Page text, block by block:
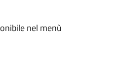
nel menù